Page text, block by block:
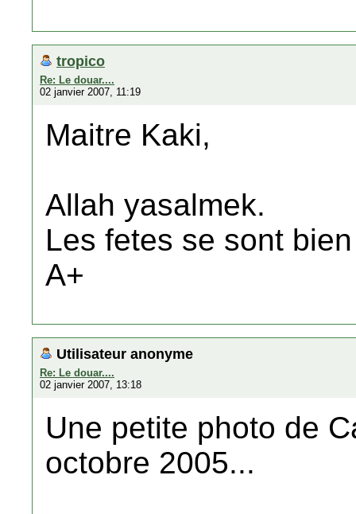
tropico
Re: Le douar....
02 janvier 2007, 11:19
Maitre Kaki,
Allah yasalmek.
Les fetes se sont
A+
Utilisateur anonyme
Re: Le douar....
02 janvier 2007, 13:18
Une petite photo de
octobre 2005...